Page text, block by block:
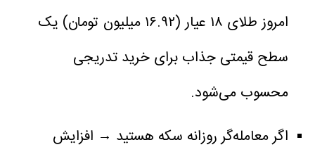
امروز طلای ۱۸ عیار (۱۶.۹۲ میلیون تومان) یک
سطح قیمتی جذاب برای خرید تدریجی
محسوب می‌شود.
اگر معامله‌گر روزانه سکه هستید → افزایش